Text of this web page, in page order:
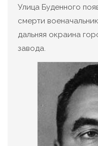
Улица Буденного
смерти
дальняя окраина
завода.